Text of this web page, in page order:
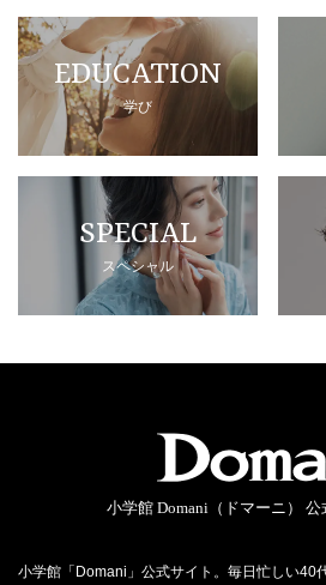
EDUCATION
学び
SPECIAL
スペシャル
小学館 Domani（ドマーニ） 公
小学館「Domani」公式サイト。毎日忙しい40